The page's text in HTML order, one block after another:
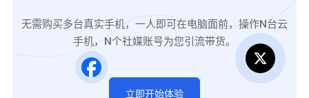
无需购买多台真实手机，一人即可在电脑面前，操作N台云
手机，N个社媒账号为您引流带货。
立即开始体验